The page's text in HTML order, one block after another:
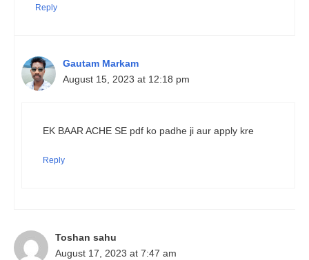
Reply
Gautam Markam
August 15, 2023 at 12:18 pm
EK BAAR ACHE SE pdf ko padhe ji aur apply kre
Reply
Toshan sahu
August 17, 2023 at 7:47 am